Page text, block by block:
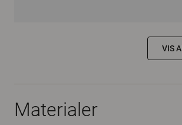
VIS
Materialer